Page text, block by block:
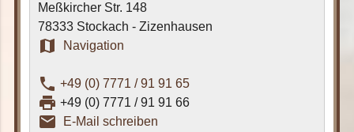
Meßkircher Str. 148
78333 Stockach - Zizenhausen
map Navigation
phone +49 (0) 7771 / 91 91 65
print +49 (0) 7771 / 91 91 66
email_outline
E-Mail schreiben